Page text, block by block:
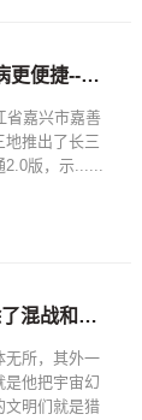
免备案、直接刷长三角一体化示范区居民看病更便捷--健康·生活--人民网—免备案服务器租用
省嘉兴市嘉善
地推出了长三
2.0版，示......
永久免费mc服务器我的世界：服务器2b2t除了混战和野蛮其实它的背后也藏有温暖
无所，其外一
是他把宇宙幻
文明们就是猎